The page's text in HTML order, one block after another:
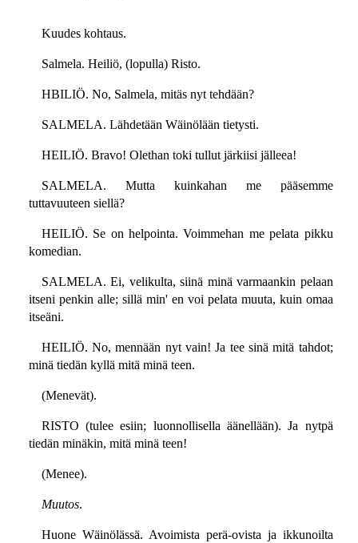
Kuudes kohtaus.
Salmela. Heiliö, (lopulla) Risto.
HBILIÖ. No, Salmela, mitäs nyt tehdään?
SALMELA. Lähdetään Wäinölään tietysti.
HEILIÖ. Bravo! Olethan toki tullut järkiisi jälleea!
SALMELA. Mutta kuinkahan me pääsemme
tuttavuuteen siellä?
HEILIÖ. Se on helpointa. Voimmehan me pelata pikku
komedian.
SALMELA. Ei, velikulta, siinä minä varmaankin pelaan
itseni penkin alle; sillä min' en voi pelata muuta, kuin omaa
itseäni.
HEILIÖ. No, mennään nyt vain! Ja tee sinä mitä tahdot;
minä tiedän kyllä mitä minä teen.
(Menevät).
RISTO (tulee esiin; luonnollisella äänellään). Ja nytpä
tiedän minäkin, mitä minä teen!
(Menee).
Muutos.
Huone Wäinölässä. Avoimista perä-ovista ja ikkunoilta